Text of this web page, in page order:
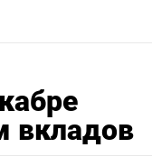
вкладов